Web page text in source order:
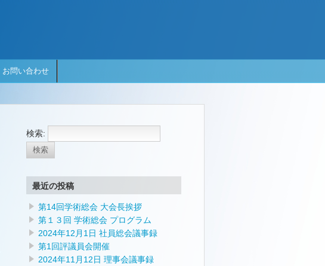
お問い合わせ
検索:
最近の投稿
第14回学術総会 大会長挨拶
第１３回 学術総会 プログラム
2024年12月1日 社員総会議事録
第1回評議員会開催
2024年11月12日 理事会議事録